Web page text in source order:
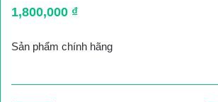
1,800,000 ₫
Sản phẩm chính hãng